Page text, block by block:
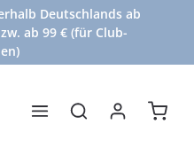
Deutschlands ab
ab 99 € (für Club-